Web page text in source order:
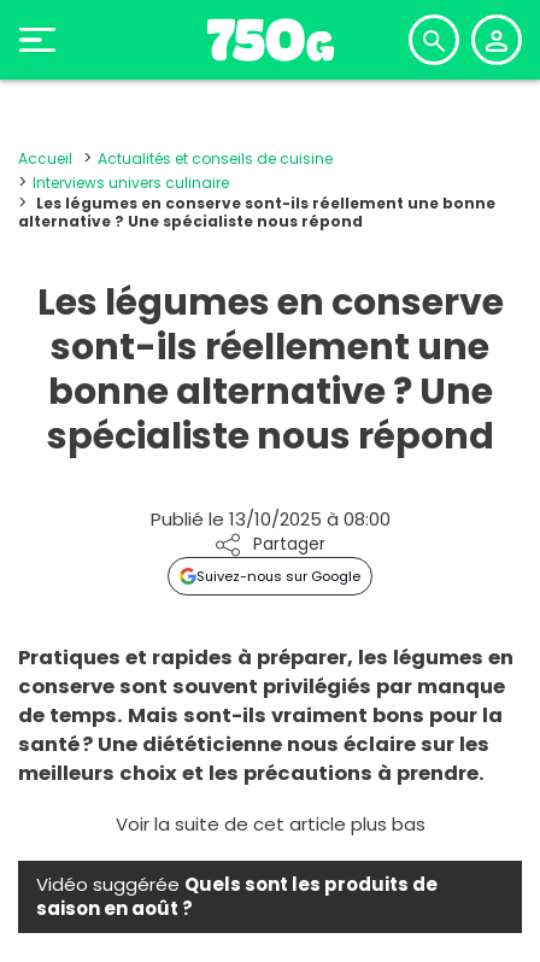
Accueil
Actualités et conseils de cuisine
Interviews univers culinaire
Les légumes en conserve sont-ils réellement une bonne
alternative ? Une spécialiste nous répond
Les légumes en conserve
sont-ils réellement une
bonne alternative ? Une
spécialiste nous répond
Publié le 13/10/2025 à 08:00
Partager
Suivez-nous sur Google
Pratiques et rapides à préparer, les légumes en
conserve sont souvent privilégiés par manque
de temps. Mais sont-ils vraiment bons pour la
santé ? Une diététicienne nous éclaire sur les
meilleurs choix et les précautions à prendre.
Voir la suite de cet article plus bas
Vidéo suggérée Quels sont les produits de
saison en août ?